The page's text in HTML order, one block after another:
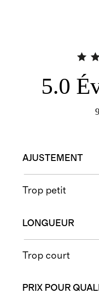
5.0
9
AJUSTEMENT
Trop petit
LONGUEUR
Trop court
PRIX POUR